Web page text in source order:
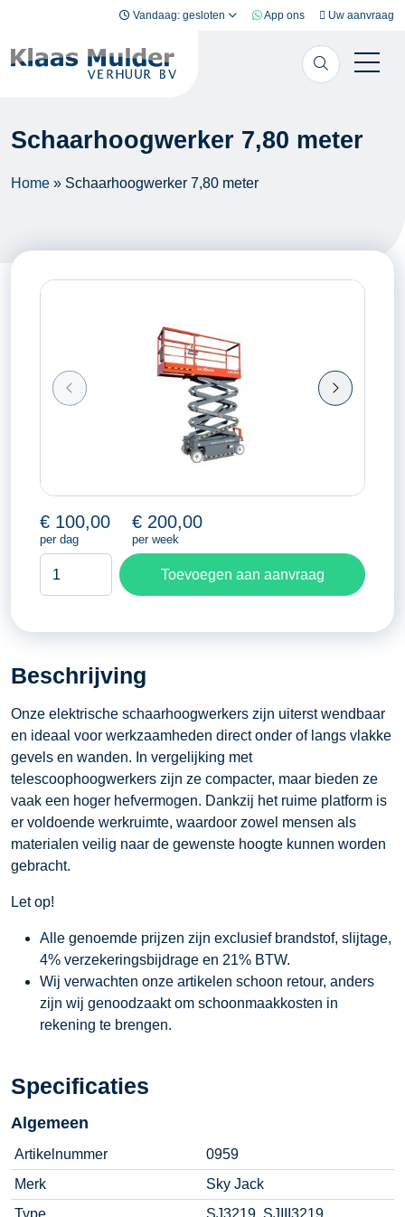
Vandaag: gesloten App ons Uw aanvraag
Schaarhoogwerker 7,80 meter
Home » Schaarhoogwerker 7,80 meter
€ 100,00
per dag
€ 200,00
per week
Schaarhoogwerker
aantal
Toevoegen aan aanvraag
Beschrijving
Onze elektrische schaarhoogwerkers zijn uiterst wendbaar
en ideaal voor werkzaamheden direct onder of langs vlakke
gevels en wanden. In vergelijking met
telescoophoogwerkers zijn ze compacter, maar bieden ze
vaak een hoger hefvermogen. Dankzij het ruime platform is
er voldoende werkruimte, waardoor zowel mensen als
materialen veilig naar de gewenste hoogte kunnen worden
gebracht.
Let op!
Alle genoemde prijzen zijn exclusief brandstof, slijtage,
4% verzekeringsbijdrage en 21% BTW.
Wij verwachten onze artikelen schoon retour, anders
zijn wij genoodzaakt om schoonmaakkosten in
rekening te brengen.
Specificaties
Algemeen
Artikelnummer
0959
Merk
Sky Jack
Type
SJ3219, SJIII3219